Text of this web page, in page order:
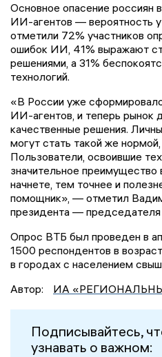
Основное опасение россиян
ИИ-агентов — вероятность
отметили 72% участников
ошибок ИИ, 41% выражают
решениями, а 31%
технологий.
«В России уже
ИИ-агентов, и теперь рынок
качественные решения.
могут стать такой же
Пользователи, освоившие
значительное
начнете, тем точнее и
помощник», — отметил
президента — председателя
Опрос ВТБ был проведен в
1500 респондентов в
в городах с населением
Автор:
ИА
Подписывайтесь,
узнавать о важном: